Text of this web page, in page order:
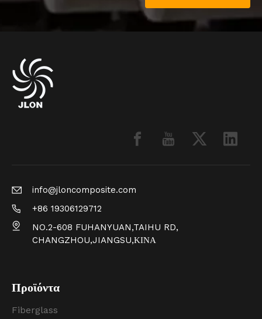
info@jloncomposite.com
+86 19306129712
NO.2-608 FUHANYUAN,TAIHU RD,
CHANGZHOU,JIANGSU,ΚΙΝΑ
Προϊόντα
Fiberglass